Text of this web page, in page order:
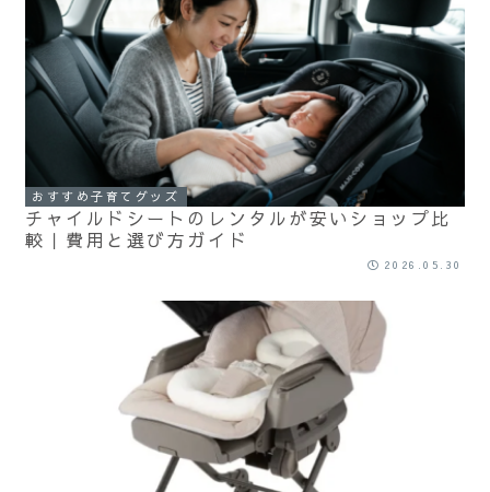
おすすめ子育てグッズ
チャイルドシートのレンタルが安いショップ比
較｜費用と選び方ガイド
2026.05.30